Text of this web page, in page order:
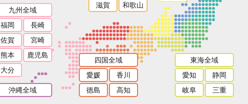
東海全域
愛知
静岡
岐阜
三重
滋賀
和歌山
四国全域
愛媛
香川
徳島
高知
九州全域
福岡
長崎
佐賀
宮崎
熊本
鹿児島
大分
沖縄全域